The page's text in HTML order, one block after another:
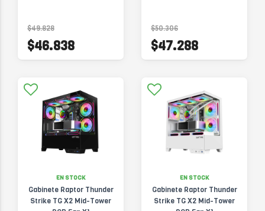
$49.828
$46.838
$50.306
$47.288
EN STOCK
Gabinete Raptor Thunder
Strike TG X2 Mid-Tower
EN STOCK
Gabinete Raptor Thunder
Strike TG X2 Mid-Tower